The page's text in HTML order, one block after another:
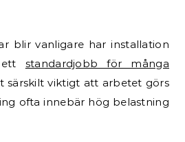
blir vanligare har installation
standardjobb för många
särskilt viktigt att arbetet görs
ofta innebär hög belastning